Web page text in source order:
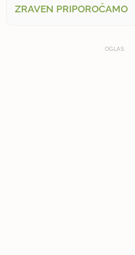
ZRAVEN PRIPOROČAMO
OGLAS